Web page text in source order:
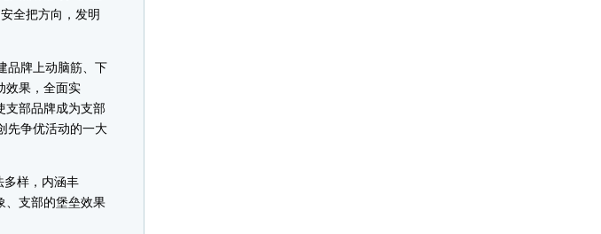
全把方向，发明
牌上动脑筋、下
效果，全面实
支部品牌成为支部
先争优活动的一大
样，内涵丰
、支部的堡垒效果